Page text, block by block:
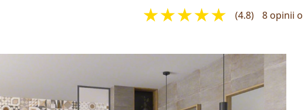
(4.8) 8 opinii